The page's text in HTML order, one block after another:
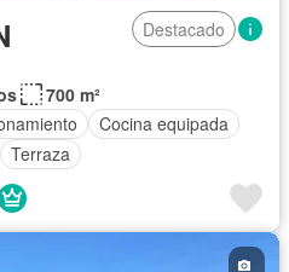
Destacado
700 m²
Cocina equipada
Terraza